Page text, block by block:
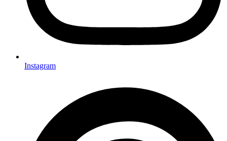
Instagram